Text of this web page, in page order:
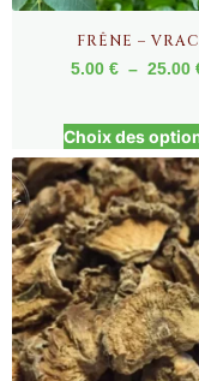
FRÊNE – VRAC
5.00€ – 25.00
Choix des